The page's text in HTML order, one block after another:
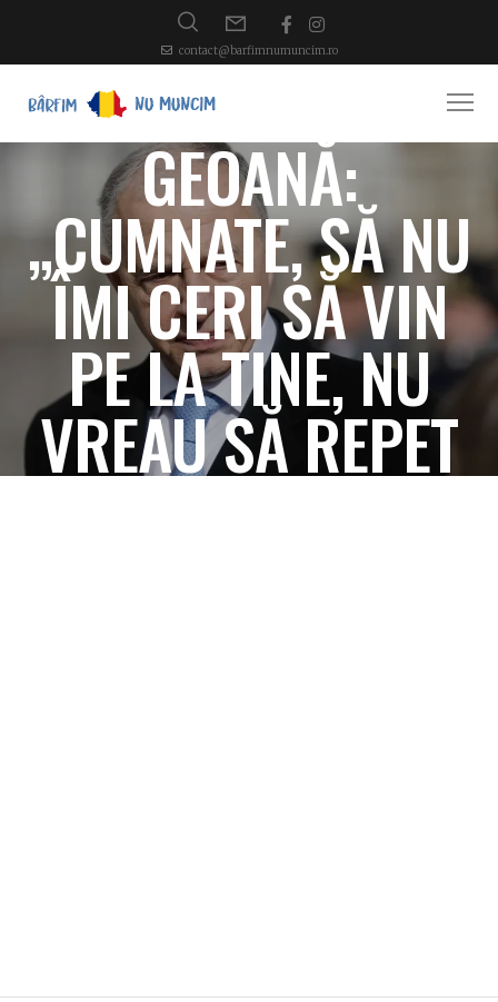
contact@barfimnumuncim.ro
GEOANĂ:
„CUMNATE, SĂ NU
ÎMI CERI SĂ VIN
PE LA TINE, NU
VREAU SĂ REPET
GREȘALA CU S.